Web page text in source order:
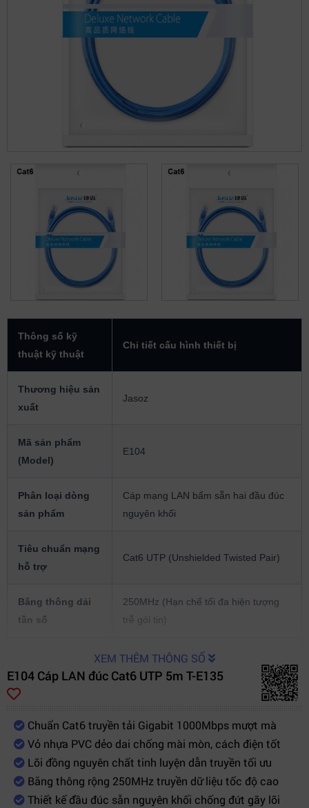
Thông số kỹ
thuật kỹ thuật
Chi tiết cấu hình thiết bị
Thương hiệu sản
xuất
Jasoz
Mã sản phẩm
(Model)
E104
Phân loại dòng
sản phẩm
Cáp mạng LAN bấm sẵn hai đầu đúc
nguyên khối
Tiêu chuẩn mạng
hỗ trợ
Cat6 UTP (Unshielded Twisted Pair)
Băng thông dải
tần số
250MHz (Hạn chế tối đa hiện tượng
trễ gói tin)
Tốc độ lan truyền
định mức
10/100/1000 Mbps (Chuẩn mạng
Gigabit Ethernet)
loại
mượt mà
Chất liệu lớp bảo
vệ ngoài
Nhựa PVC nguyên sinh dẻo dai cơ
học, cách điện an toàn
XEM THÊM THÔNG SỐ
E104 Cáp LAN đúc Cat6 UTP 5m T-E135
Chuẩn Cat6 truyền tải Gigabit 1000Mbps mượt mà
Vỏ nhựa PVC dẻo dai chống mài mòn, cách điện tốt
Lõi đồng nguyên chất tinh luyện dẫn truyền tối ưu
Băng thông rộng 250MHz truyền dữ liệu tốc độ cao
Thiết kế đầu đúc sẵn nguyên khối chống đứt gãy lõi